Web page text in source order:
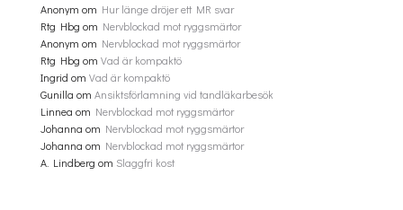
Anonym om Hur länge dröjer ett MR svar
Rtg Hbg om Nervblockad mot ryggsmärtor
Anonym om Nervblockad mot ryggsmärtor
Rtg Hbg om Vad är kompaktö
Ingrid om Vad är kompaktö
Gunilla om Ansiktsförlamning vid tandläkarbesök
Linnea om Nervblockad mot ryggsmärtor
Johanna om Nervblockad mot ryggsmärtor
Johanna om Nervblockad mot ryggsmärtor
A. Lindberg om Slaggfri kost